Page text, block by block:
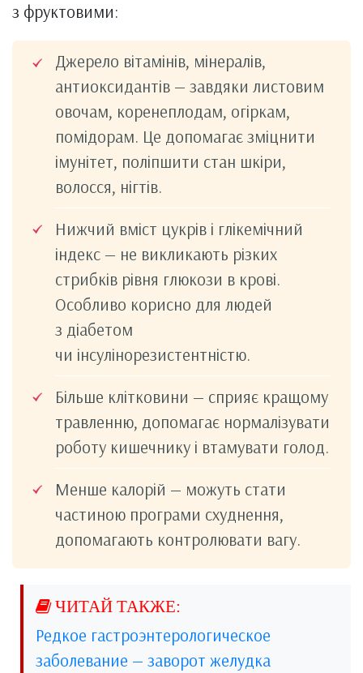
з фруктовими:
Джерело вітамінів, мінералів,
антиоксидантів — завдяки листовим
овочам, коренеплодам, огіркам,
помідорам. Це допомагає зміцнити
імунітет, поліпшити стан шкіри,
волосся, нігтів.
Нижчий вміст цукрів і глікемічний
індекс — не викликають різких
стрибків рівня глюкози в крові.
Особливо корисно для людей
з діабетом
чи інсулінорезистентністю.
Більше клітковини — сприяє кращому
травленню, допомагає нормалізувати
роботу кишечнику і втамувати голод.
Менше калорій — можуть стати
частиною програми схуднення,
допомагають контролювати вагу.
Редкое гастроэнтерологическое
заболевание — заворот желудка